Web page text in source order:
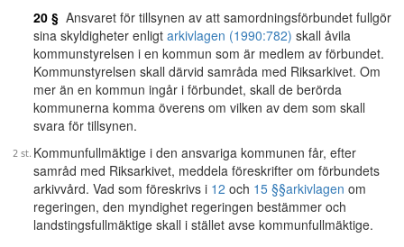
20 § Ansvaret för tillsynen av att samordningsförbundet fullgör
sina skyldigheter enligt arkivlagen (1990:782) skall åvila
kommunstyrelsen i en kommun som är medlem av förbundet.
Kommunstyrelsen skall därvid samråda med Riksarkivet. Om
mer än en kommun ingår i förbundet, skall de berörda
kommunerna komma överens om vilken av dem som skall
svara för tillsynen.
Kommunfullmäktige i den ansvariga kommunen får, efter
samråd med Riksarkivet, meddela föreskrifter om förbundets
arkivvård. Vad som föreskrivs i 12 och 15 §§arkivlagen om
regeringen, den myndighet regeringen bestämmer och
landstingsfullmäktige skall i stället avse kommunfullmäktige.